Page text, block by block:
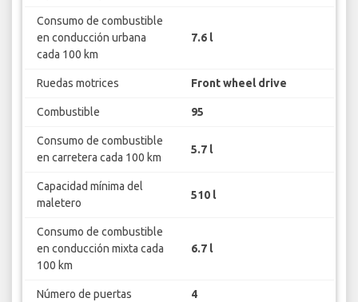
Consumo de combustible
en conducción urbana
cada 100 km
7.6 l
Ruedas motrices Front wheel drive
Combustible 95
Consumo de combustible
en carretera cada 100 km
5.7 l
Capacidad mínima del
maletero
510 l
Consumo de combustible
en conducción mixta cada
100 km
6.7 l
Número de puertas 4